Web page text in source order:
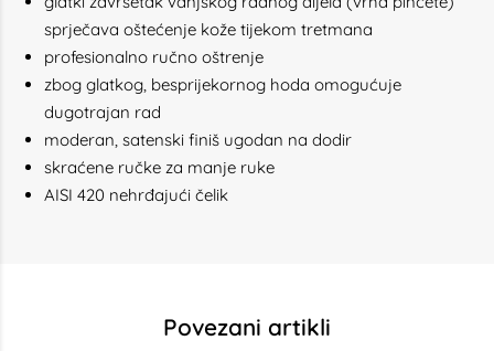
sprječava oštećenje kože tijekom tretmana
profesionalno ručno oštrenje
zbog glatkog, besprijekornog hoda omogućuje
dugotrajan rad
moderan, satenski finiš ugodan na dodir
skraćene ručke za manje ruke
AISI 420 nehrđajući čelik
Povezani artikli